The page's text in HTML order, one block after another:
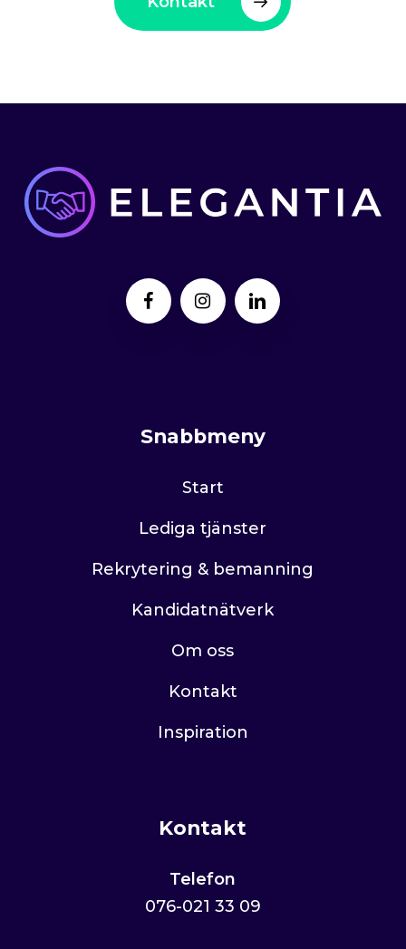
Snabbmeny
Start
Lediga tjänster
Rekrytering & bemanning
Kandidatnätverk
Om oss
Kontakt
Inspiration
Kontakt
Telefon
076-021 33 09